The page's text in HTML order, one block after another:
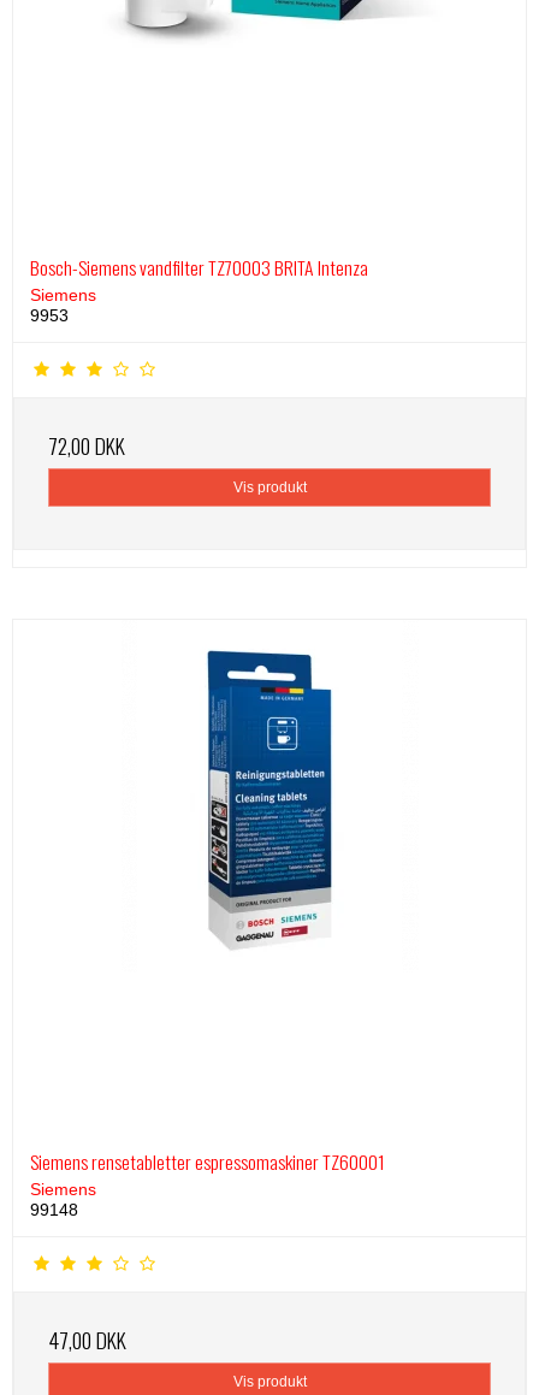
Bosch-Siemens vandfilter TZ70003 BRITA Intenza
Siemens
9953
72,00 DKK
Vis produkt
Siemens rensetabletter espressomaskiner TZ60001
Siemens
99148
47,00 DKK
Vis produkt